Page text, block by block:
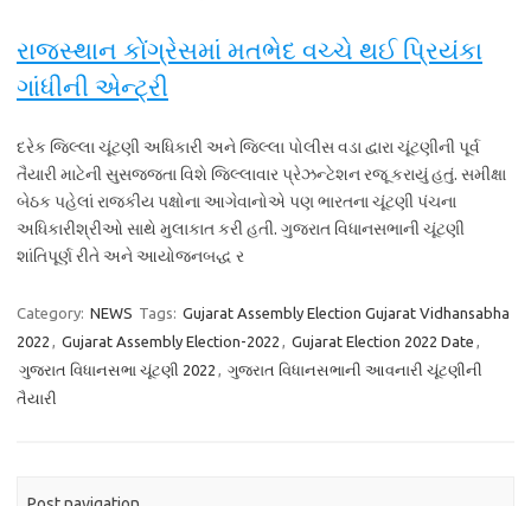
રાજસ્થાન કોંગ્રેસમાં મતભેદ વચ્ચે થઈ પ્રિયંકા
ગાંધીની એન્ટ્રી
દરેક જિલ્લા ચૂંટણી અધિકારી અને જિલ્લા પોલીસ વડા દ્વારા ચૂંટણીની પૂર્વ
તૈયારી માટેની સુસજ્જતા વિશે જિલ્લાવાર પ્રેઝન્ટેશન રજૂ કરાયું હતું. સમીક્ષા
બેઠક પહેલાં રાજકીય પક્ષોના આગેવાનોએ પણ ભારતના ચૂંટણી પંચના
અધિકારીશ્રીઓ સાથે મુલાકાત કરી હતી. ગુજરાત વિધાનસભાની ચૂંટણી
શાંતિપૂર્ણ રીતે અને આયોજનબદ્ધ ર
Category: NEWS Tags: Gujarat Assembly Election Gujarat Vidhansabha
2022 , Gujarat Assembly Election-2022 , Gujarat Election 2022 Date ,
ગુજરાત વિધાનસભા ચૂંટણી 2022 , ગુજરાત વિધાનસભાની આવનારી ચૂંટણીની
તૈયારી